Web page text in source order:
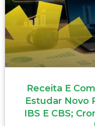
Receita E
Estudar Novo
IBS E CBS;